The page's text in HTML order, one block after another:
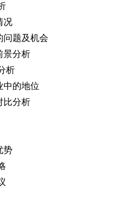
况
问题及机会
景分析
析
中的地位
比分析
势